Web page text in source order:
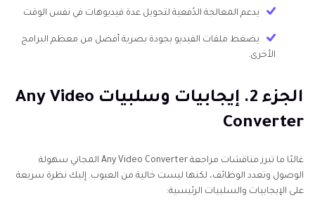
يدعم المعالجة الدُفعية لتحويل عدة فيديوهات في نفس الوقت
يضغط ملفات الفيديو بجودة بصرية أفضل من معظم البرامج
الأخرى.
الجزء 2. إيجابيات وسلبيات Any Video
Converter
غالبًا ما تبرز مناقشات مراجعة Any Video Converter المجاني سهولة
الوصول وتعدد الوظائف، لكنها ليست خالية من العيوب. إليك نظرة سريعة
على الإيجابيات والسلبيات الرئيسية: